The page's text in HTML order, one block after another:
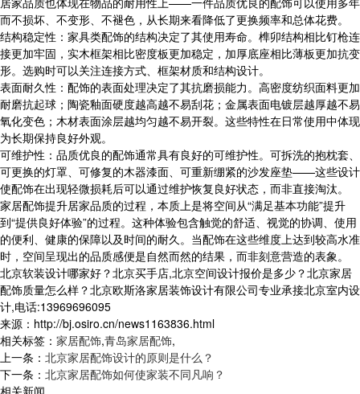
而不损坏、不变形、不褪色，从长期来看降低了更换频率和总体花费。
结构稳定性：家具类配饰的结构决定了其使用寿命。榫卯结构相比钉枪连
接更加牢固，实木框架相比密度板更加稳定，加厚底座相比薄板更加抗变
形。选购时可以关注连接方式、框架材质和结构设计。
表面耐久性：配饰的表面处理决定了其抗磨损能力。高密度纺织面料更加
耐磨抗起球；陶瓷釉面硬度越高越不易刮花；金属表面电镀层越厚越不易
氧化变色；木材表面涂层越均匀越不易开裂。这些特性在日常使用中体现
为长期保持良好外观。
可维护性：品质优良的配饰通常具有良好的可维护性。可拆洗的抱枕套、
可更换的灯罩、可修复的木器漆面、可重新绷紧的沙发座垫——这些设计
使配饰在出现轻微损耗后可以通过维护恢复良好状态，而非直接淘汰。
家居配饰提升居家品质的过程，本质上是将空间从“满足基本功能”提升
到“提供良好体验”的过程。这种体验包含触觉的舒适、视觉的协调、使用
的便利、健康的保障以及时间的耐久。当配饰在这些维度上达到较高水准
时，空间呈现出的品质感便是自然而然的结果，而非刻意营造的表象。
北京软装设计哪家好？北京买手店,北京空间设计报价是多少？北京家居
配饰质量怎么样？北京欧斯洛家居装饰设计有限公司专业承接北京室内设
计,电话:13969696095
来源：http://bj.osiro.cn/news1163836.html
相关标签： 家居配饰,青岛家居配饰,
上一条： 北京家居配饰设计的原则是什么？
下一条： 北京家居配饰如何使家装不同凡响？